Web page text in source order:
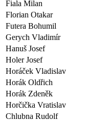
Fiala Milan
Florian Otakar
Futera Bohumil
Gerych Vladimír
Hanuš Josef
Holer Josef
Horáček Vladislav
Horák Oldřich
Horák Zdeněk
Horčička Vratislav
Chlubna Rudolf